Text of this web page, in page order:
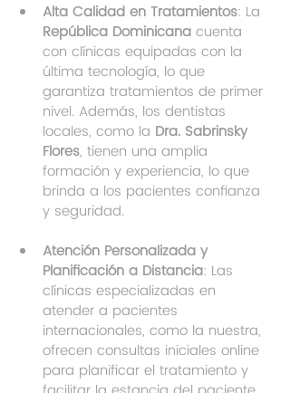
Alta Calidad en Tratamientos: La
República Dominicana cuenta
con clínicas equipadas con la
última tecnología, lo que
garantiza tratamientos de primer
nivel. Además, los dentistas
locales, como la Dra. Sabrinsky
Flores, tienen una amplia
formación y experiencia, lo que
brinda a los pacientes confianza
y seguridad.
Atención Personalizada y
Planificación a Distancia: Las
clínicas especializadas en
atender a pacientes
internacionales, como la nuestra,
ofrecen consultas iniciales online
para planificar el tratamiento y